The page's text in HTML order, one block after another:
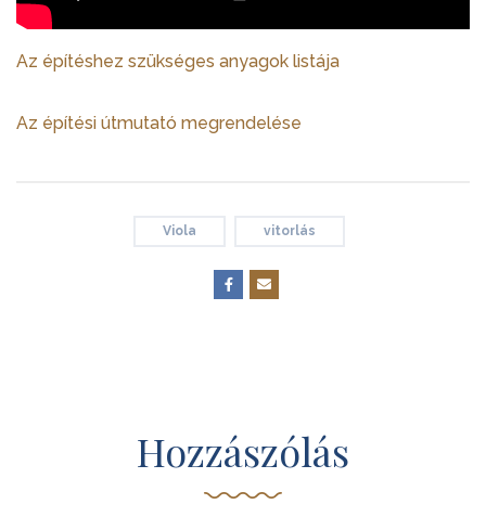
Az építéshez szükséges anyagok listája
Az építési útmutató megrendelése
Viola vitorlás
Hozzászólás